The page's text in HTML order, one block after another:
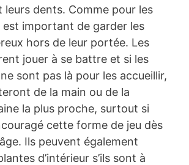
leurs dents. Comme pour les
important de garder les
hors de leur portée. Les
jouer à se battre et si les
sont pas là pour les accueillir,
de la main ou de la
la plus proche, surtout si
cette forme de jeu dès
Ils peuvent également
d’intérieur s’ils sont à